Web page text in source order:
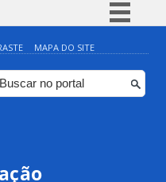
Simplifique!
Comunica BR
Participe
MAPA DO SITE